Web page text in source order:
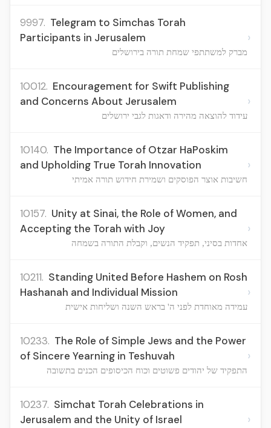
9997. Telegram to Simchas Torah
Participants in Jerusalem
מברק למשתתפי שמחת תורה בירושלים
›
10012. Encouragement for Swift Publishing
and Concerns About Jerusalem
עידוד להוצאה מהירה ודאגות לגבי ירושלים
›
10140. The Importance of Otzar HaPoskim
and Upholding True Torah Innovation
חשיבות אוצר הפוסקים ושמירת חידוש תורה אמיתי
›
10157. Unity at Sinai, the Role of Women, and
Accepting the Torah with Joy
אחדות בסיני, תפקיד הנשים, וקבלת התורה בשמחה
›
10211. Standing United Before Hashem on Rosh
Hashanah and Individual Mission
עמידה מאוחדת לפני ה' בראש השנה ושליחות אישית
›
10233. The Role of Simple Jews and the Power
of Sincere Yearning in Teshuvah
התפקיד של יהודים פשוטים וכוח הכיסופים הכנים בתשובה
›
10237. Simchat Torah Celebrations in
Jerusalem and the Unity of Israel
›